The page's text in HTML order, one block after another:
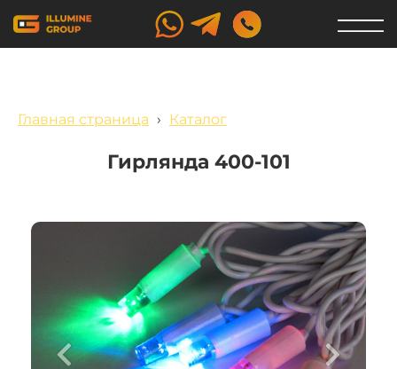
Главная страница › Каталог
Гирлянда 400-101